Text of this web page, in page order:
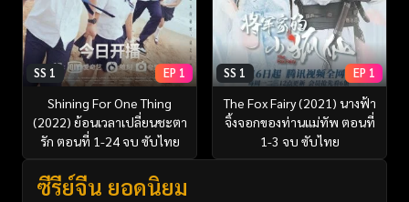
SS 1 EP 1
Shining For One Thing
(2022) ย้อนเวลาเปลี่ยนชะตา
รัก ตอนที่ 1-24 จบ ซับไทย
SS 1 EP 1
The Fox Fairy (2021) นางฟ้า
จิ้งจอกของท่านแม่ทัพ ตอนที่
1-3 จบ ซับไทย
ซีรี่ย์จีน ยอดนิยม